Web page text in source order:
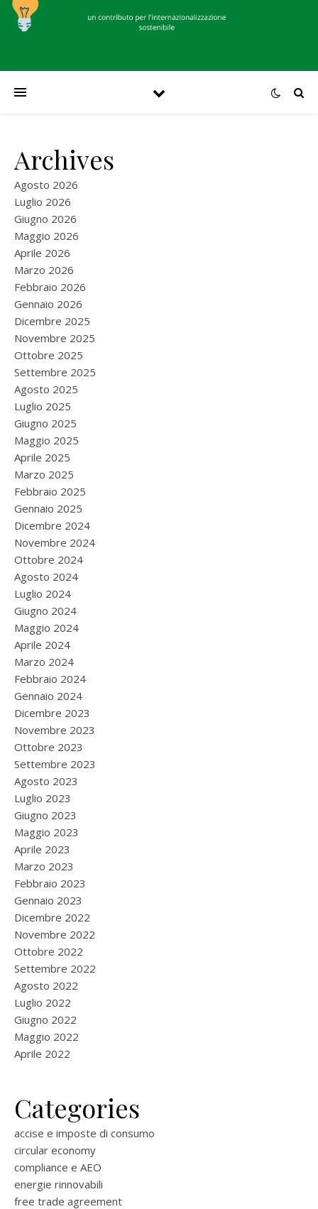
Archives
Agosto 2026
Luglio 2026
Giugno 2026
Maggio 2026
Aprile 2026
Marzo 2026
Febbraio 2026
Gennaio 2026
Dicembre 2025
Novembre 2025
Ottobre 2025
Settembre 2025
Agosto 2025
Luglio 2025
Giugno 2025
Maggio 2025
Aprile 2025
Marzo 2025
Febbraio 2025
Gennaio 2025
Dicembre 2024
Novembre 2024
Ottobre 2024
Agosto 2024
Luglio 2024
Giugno 2024
Maggio 2024
Aprile 2024
Marzo 2024
Febbraio 2024
Gennaio 2024
Dicembre 2023
Novembre 2023
Ottobre 2023
Settembre 2023
Agosto 2023
Luglio 2023
Giugno 2023
Maggio 2023
Aprile 2023
Marzo 2023
Febbraio 2023
Gennaio 2023
Dicembre 2022
Novembre 2022
Ottobre 2022
Settembre 2022
Agosto 2022
Luglio 2022
Giugno 2022
Maggio 2022
Aprile 2022
Categories
accise e imposte di consumo
circular economy
compliance e AEO
energie rinnovabili
free trade agreement